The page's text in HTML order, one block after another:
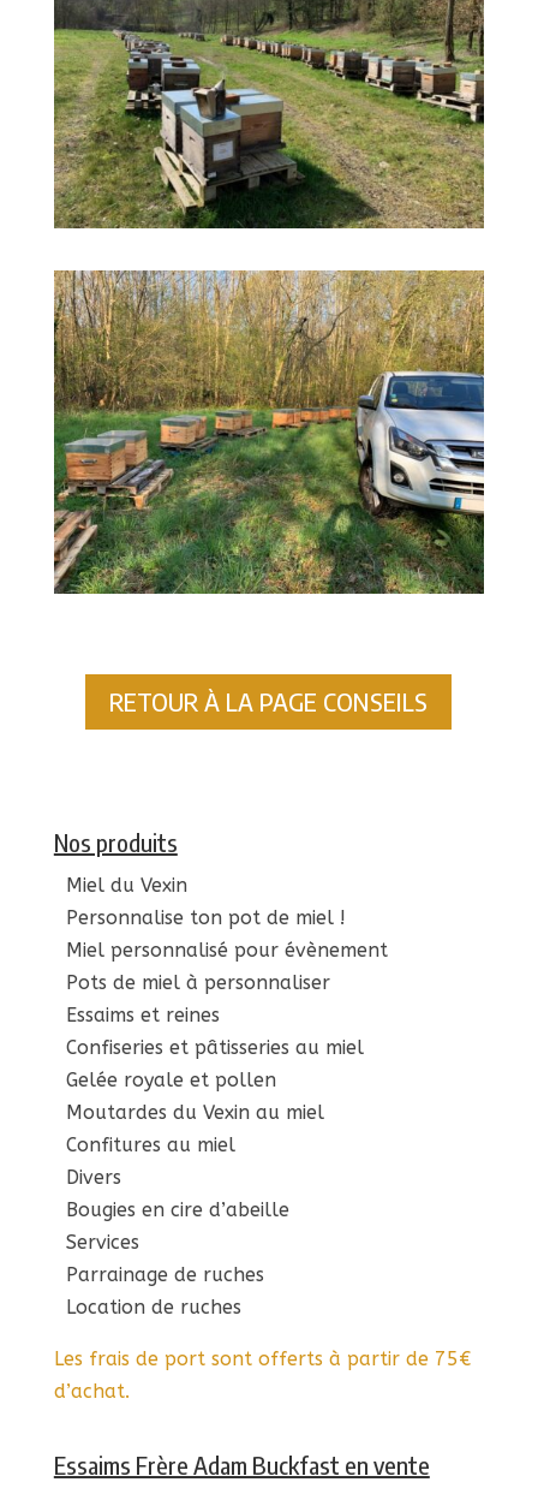
RETOUR À LA PAGE CONSEILS
Nos produits
Miel du Vexin
Personnalise ton pot de miel !
Miel personnalisé pour évènement
Pots de miel à personnaliser
Essaims et reines
Confiseries et pâtisseries au miel
Gelée royale et pollen
Moutardes du Vexin au miel
Confitures au miel
Divers
Bougies en cire d’abeille
Services
Parrainage de ruches
Location de ruches
Les frais de port sont offerts à partir de 75€
d’achat.
Essaims Frère Adam Buckfast en vente